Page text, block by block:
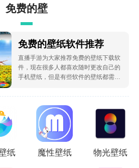
免费的壁
纸软件推
荐
免费的壁纸软件推荐
直播手游为大家推荐免费的壁纸下载软
件，现在很多人都喜欢随时更改自己的
手机壁纸，但是有些软件的壁纸都需要
为你盘点一些免费又好看的壁纸软件，
赶紧来看看吧！
纸 魔性壁纸 物光壁纸